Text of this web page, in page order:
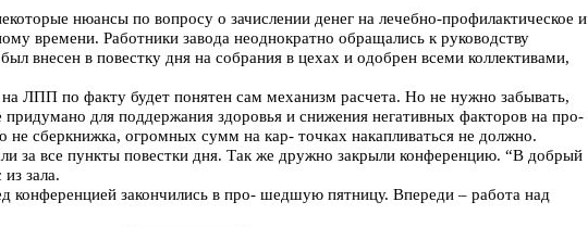
нюансы по вопросу о зачислении денег на лечебно-профилактическое и
времени. Работники завода неоднократно обращались к руководству
внесен в повестку дня на собрания в цехах и одобрен всеми коллективами,
ЛПП по факту будет понятен сам механизм расчета. Но не нужно забывать,
придумано для поддержания здоровья и снижения негативных факторов на про-
не сберкнижка, огромных сумм на кар- точках накапливаться не должно.
за все пункты повестки дня. Так же дружно закрыли конференцию. “В добрый
зала.
конференцией закончились в про- шедшую пятницу. Впереди – работа над